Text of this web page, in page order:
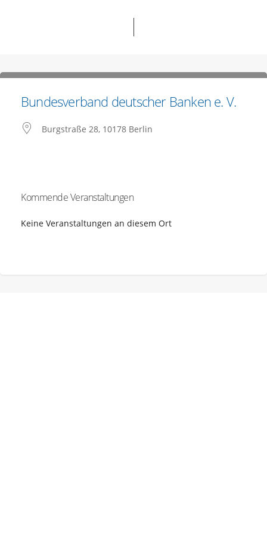
Bundesverband deutscher Banken e. V.
Burgstraße 28, 10178 Berlin
Kommende Veranstaltungen
Keine Veranstaltungen an diesem Ort